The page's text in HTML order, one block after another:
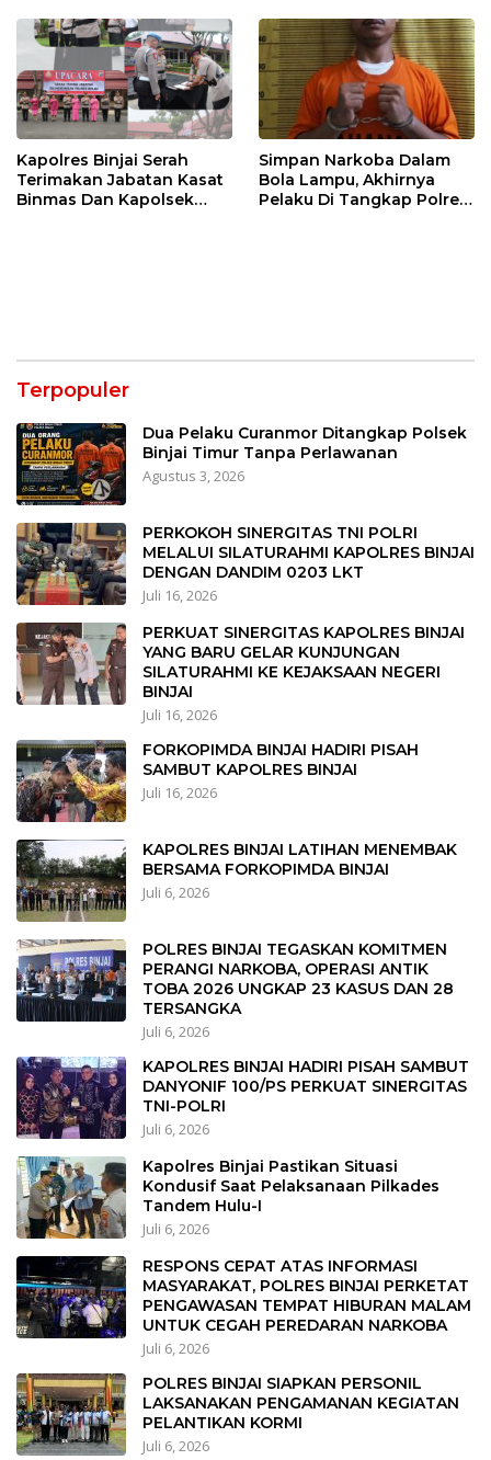
Kapolres Binjai Serah
Terimakan Jabatan Kasat
Binmas Dan Kapolsek
Simpan Narkoba Dalam
Bola Lampu, Akhirnya
Pelaku Di Tangkap Polres
Terpopuler
Dua Pelaku Curanmor Ditangkap Polsek
Binjai Timur Tanpa Perlawanan
Agustus 3, 2026
PERKOKOH SINERGITAS TNI POLRI
MELALUI SILATURAHMI KAPOLRES BINJAI
DENGAN DANDIM 0203 LKT
Juli 16, 2026
PERKUAT SINERGITAS KAPOLRES BINJAI
YANG BARU GELAR KUNJUNGAN
SILATURAHMI KE KEJAKSAAN NEGERI
BINJAI
Juli 16, 2026
FORKOPIMDA BINJAI HADIRI PISAH
SAMBUT KAPOLRES BINJAI
Juli 16, 2026
KAPOLRES BINJAI LATIHAN MENEMBAK
BERSAMA FORKOPIMDA BINJAI
Juli 6, 2026
POLRES BINJAI TEGASKAN KOMITMEN
PERANGI NARKOBA, OPERASI ANTIK
TOBA 2026 UNGKAP 23 KASUS DAN 28
TERSANGKA
Juli 6, 2026
KAPOLRES BINJAI HADIRI PISAH SAMBUT
DANYONIF 100/PS PERKUAT SINERGITAS
TNI-POLRI
Juli 6, 2026
Kapolres Binjai Pastikan Situasi
Kondusif Saat Pelaksanaan Pilkades
Tandem Hulu-I
Juli 6, 2026
RESPONS CEPAT ATAS INFORMASI
MASYARAKAT, POLRES BINJAI PERKETAT
PENGAWASAN TEMPAT HIBURAN MALAM
UNTUK CEGAH PEREDARAN NARKOBA
Juli 6, 2026
POLRES BINJAI SIAPKAN PERSONIL
LAKSANAKAN PENGAMANAN KEGIATAN
PELANTIKAN KORMI
Juli 6, 2026